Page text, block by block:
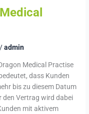
/admin
Medical Practise
dass Kunden
bis zu diesem Datum
den Vertrag wird dabei
mit aktivem